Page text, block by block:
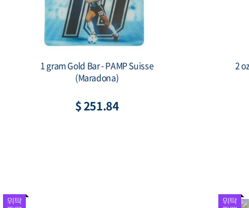
2018 Somalia Elephant 15th Anniversary
Jubilee 1 oz Silver Coin
$ 111.97